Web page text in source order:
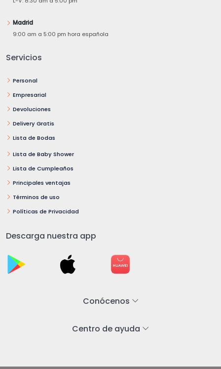
Madrid
9:00 am a 5:00 pm hora española
Servicios
Personal
Empresarial
Devoluciones
Delivery Gratis
Lista de Bodas
Lista de Baby Shower
Lista de Cumpleaños
Principales ventajas
Términos de uso
Políticas de Privacidad
Descarga nuestra app
Conócenos
Centro de ayuda